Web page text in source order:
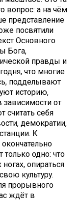
вопрос: а на чём
представление
посвятили
Основного
Бога,
правды и
что многие
подделывают
историю,
от
считать себя
демократии,
К
только одно: что
опираться
культуру.
прорывного
ждёт в